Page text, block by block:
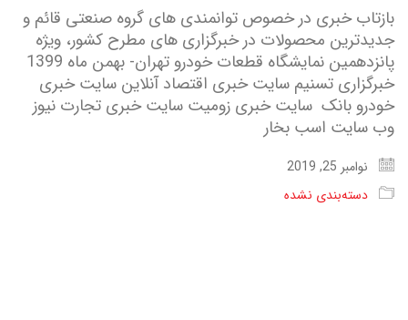
بازتاب خبری در خصوص توانمندی های گروه صنعتی قائم و
جدیدترین محصولات در خبرگزاری های مطرح کشور، ویژه
پانزدهمین نمایشگاه قطعات خودرو تهران- بهمن ماه 1399
خبرگزاری تسنیم سایت خبری اقتصاد آنلاین سایت خبری
خودرو بانک سایت خبری زومیت سایت خبری تجارت نیوز
وب سایت اسب بخار
نوامبر 25, 2019
دسته‌بندی نشده